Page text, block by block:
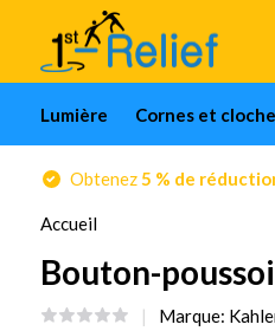
Lumière Cornes et
Obtenez5 % de
Accueil
Bouton-
Marque: